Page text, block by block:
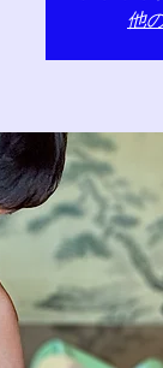
他